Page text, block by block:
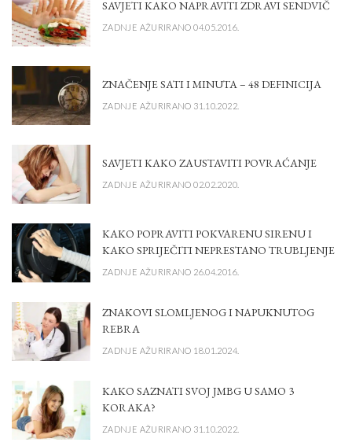
SAVJETI KAKO NAPRAVITI ZDRAVI SENDVIČ
ZADNJE AŽURIRANO 04.05.2016.
ZNAČENJE SATI I MINUTA – 48 DEFINICIJA
ZADNJE AŽURIRANO 31.10.2022.
SAVJETI KAKO ZAUSTAVITI POVRAĆANJE
ZADNJE AŽURIRANO 02.02.2020.
KAKO POPRAVITI POKVARENU SIRENU I
KAKO SPRIJEČITI NEPRESTANO TRUBLJENJE
ZADNJE AŽURIRANO 26.04.2016.
ZNAKOVI SLOMLJENOG I NAPUKNUTOG
REBRA
ZADNJE AŽURIRANO 18.01.2024.
KAKO SAZNATI SVOJ JMBG U SAMO 3
KORAKA?
ZADNJE AŽURIRANO 31.10.2022.